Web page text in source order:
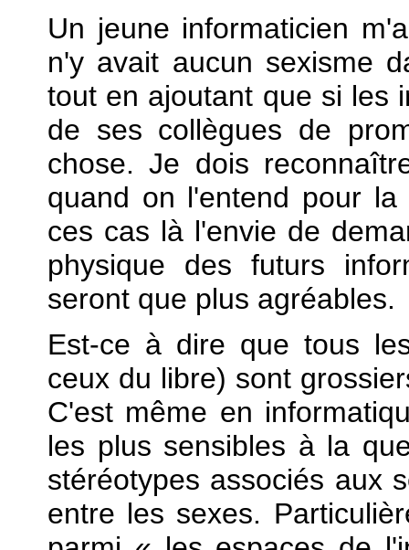
Un jeune informaticien
n'y avait aucun sexisme
tout en ajoutant que si les
de ses collègues de
chose. Je dois
quand on l'entend pour
ces cas là l'envie de
physique des futurs
seront que plus agréables.
Est-ce à dire que tous
ceux du libre) sont
C'est même en
les plus sensibles à la
stéréotypes associés aux
entre les sexes.